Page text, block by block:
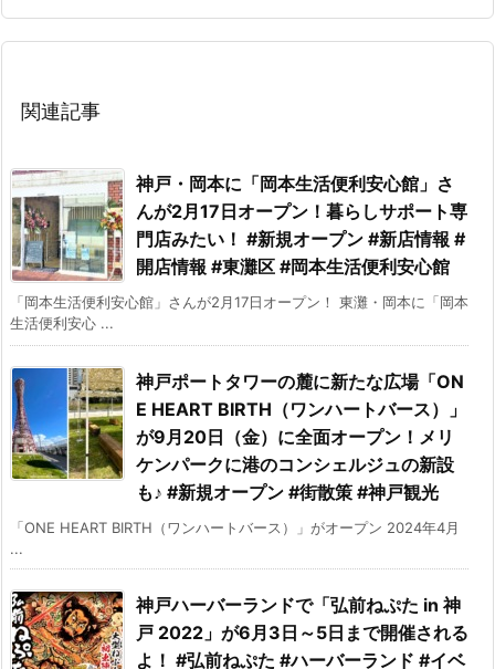
関連記事
神戸・岡本に「岡本生活便利安心館」さ
んが2月17日オープン！暮らしサポート専
門店みたい！ #新規オープン #新店情報 #
開店情報 #東灘区 #岡本生活便利安心館
「岡本生活便利安心館」さんが2月17日オープン！ 東灘・岡本に「岡本
生活便利安心 ...
神戸ポートタワーの麓に新たな広場「ON
E HEART BIRTH（ワンハートバース）」
が9月20日（金）に全面オープン！メリ
ケンパークに港のコンシェルジュの新設
も♪ #新規オープン #街散策 #神戸観光
「ONE HEART BIRTH（ワンハートバース）」がオープン 2024年4月
...
神戸ハーバーランドで「弘前ねぷた in 神
戸 2022」が6月3日～5日まで開催される
よ！ #弘前ねぷた #ハーバーランド #イベ